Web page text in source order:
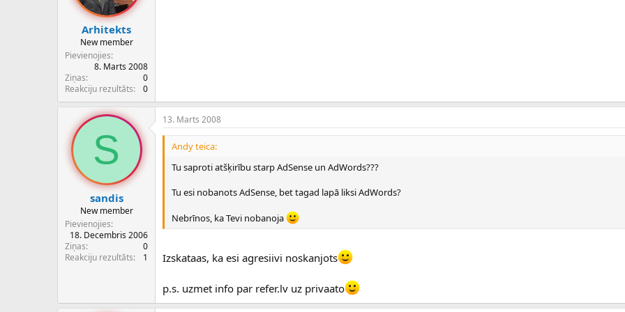
Arhitekts
New member
Pievienojies
8. Marts 2008
Ziņas
0
Reakciju rezultāts
0
S
sandis
New member
Pievienojies
18. Decembris 2006
Ziņas
0
Reakciju rezultāts
1
13. Marts 2008
Andy teica:
Tu saproti atšķirību starp AdSense un AdWords???
Tu esi nobanots AdSense, bet tagad lapā liksi AdWords?
Nebrīnos, ka Tevi nobanoja
Izskataas, ka esi agresiivi noskanjots
p.s. uzmet info par refer.lv uz privaato